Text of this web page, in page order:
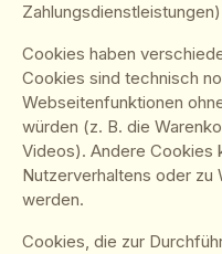
Cookies haben
Cookies sind technisch
Webseitenfunktionen
würden (z. B. die
Videos). Andere Cookies
Nutzerverhaltens oder
werden.
Cookies, die zur